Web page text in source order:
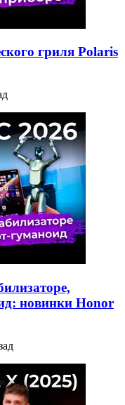
гриля Polaris
новинки Honor